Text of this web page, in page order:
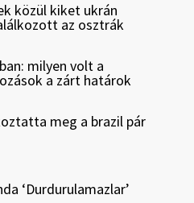
közül kiket ukrán
az osztrák
milyen volt a
a zárt határok
meg a brazil pár
‘Durdurulamazlar’